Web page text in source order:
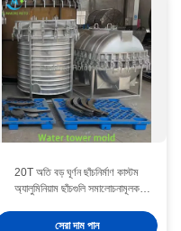
20T অতি বড় ঘূর্ণন ছাঁচনির্মাণ কাস্টম
অ্যালুমিনিয়াম ছাঁচগুলি সমালোচনামূলক
সেরা দাম পান